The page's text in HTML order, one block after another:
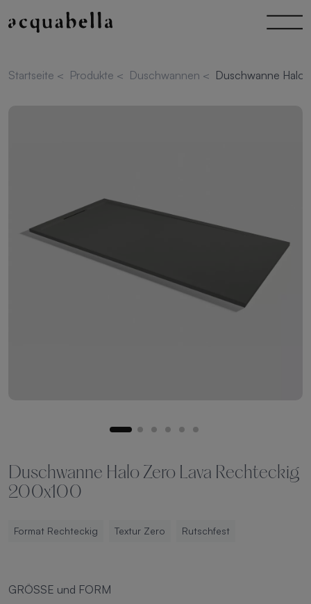
Startseite < Produkte < Duschwannen < Duschwanne Halo
Duschwanne Halo Zero Lava Rechteckig
200x100
Format Rechteckig Textur Zero Rutschfest
GRÖSSE und FORM